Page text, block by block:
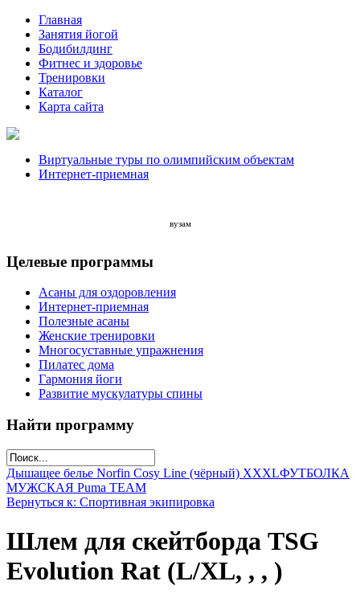
Главная
Занятия йогой
Бодибилдинг
Фитнес и здоровье
Тренировки
Каталог
Карта сайта
Виртуальные туры по олимпийским объектам
Интернет-приемная
вузам
Целевые программы
Асаны для оздоровления
Интернет-приемная
Полезные асаны
Женские тренировки
Многосуставные упражнения
Пилатес дома
Гармония йоги
Развитие мускулатуры спины
Найти программу
Дышащее белье Norfin Cosy Line (чёрный) XXXLФУТБОЛКА
МУЖСКАЯ Puma TEAM
Вернуться к: Спортивная экипировка
Шлем для скейтборда TSG
Evolution Rat (L/XL, , , )